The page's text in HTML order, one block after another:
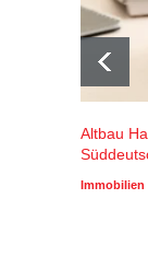
Altbau
Immobilien